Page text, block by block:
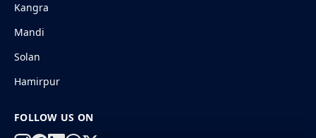
Kangra
Mandi
Solan
Hamirpur
FOLLOW US ON